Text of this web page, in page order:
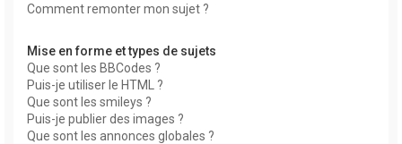
Comment remonter mon sujet ?
Mise en forme et types de sujets
Que sont les BBCodes ?
Puis-je utiliser le HTML ?
Que sont les smileys ?
Puis-je publier des images ?
Que sont les annonces globales ?